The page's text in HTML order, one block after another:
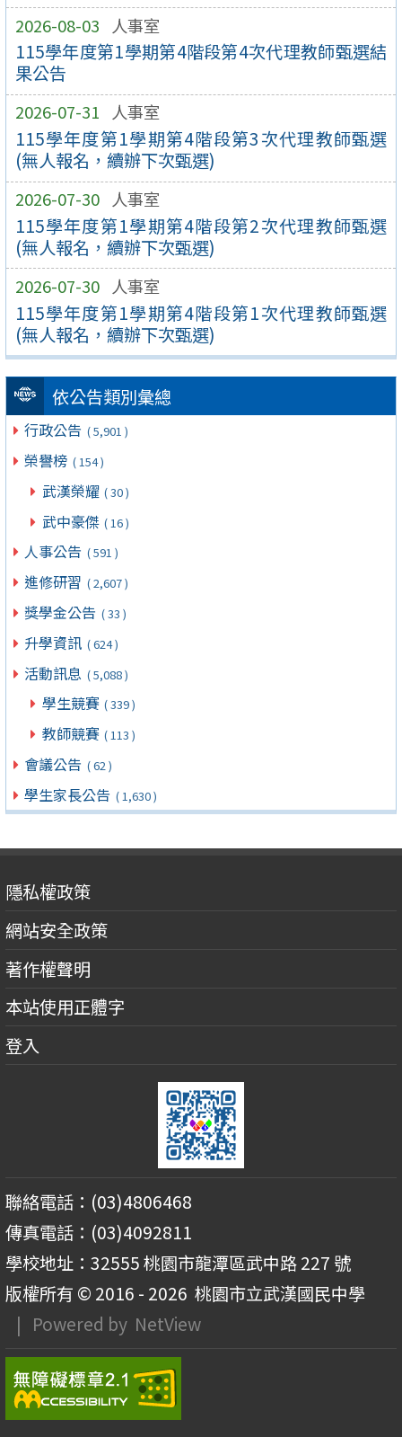
2026-08-03 人事室
115學年度第1學期第4階段第4次代理教師甄選結
果公告
2026-07-31 人事室
115學年度第1學期第4階段第3次代理教師甄選
(無人報名，續辦下次甄選)
2026-07-30 人事室
115學年度第1學期第4階段第2次代理教師甄選
(無人報名，續辦下次甄選)
2026-07-30 人事室
115學年度第1學期第4階段第1次代理教師甄選
(無人報名，續辦下次甄選)
依公告類別彙總
行政公告 ( 5,901 )
榮譽榜 ( 154 )
武漢榮耀 ( 30 )
武中豪傑 ( 16 )
人事公告 ( 591 )
進修研習 ( 2,607 )
獎學金公告 ( 33 )
升學資訊 ( 624 )
活動訊息 ( 5,088 )
學生競賽 ( 339 )
教師競賽 ( 113 )
會議公告 ( 62 )
學生家長公告 ( 1,630 )
隱私權政策
網站安全政策
著作權聲明
本站使用正體字
登入
聯絡電話：(03)4806468
傳真電話：(03)4092811
學校地址：32555 桃園市龍潭區武中路 227 號
版權所有 © 2016 - 2026 桃園市立武漢國民中學
| Powered by NetView